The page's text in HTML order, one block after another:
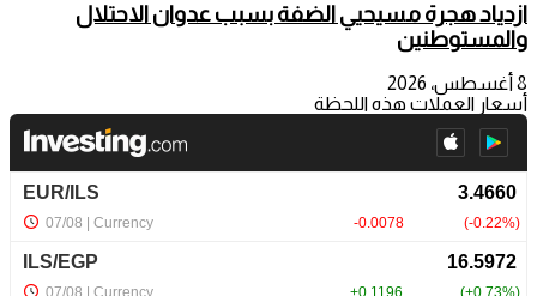
ازدياد هجرة مسيحيي الضفة بسبب عدوان الاحتلال
والمستوطنين
8 أغسطس، 2026
أسعار العملات هذه اللحظة